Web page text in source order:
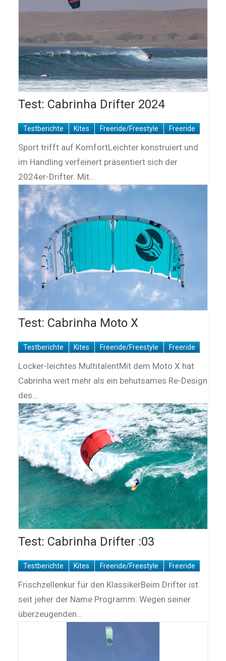
Test: Cabrinha Drifter 2024
Testberichte Kites Freeride/Freestyle Freeride
Sport trifft auf KomfortLeichter konstruiert und
im Handling verfeinert präsentiert sich der
2024er-Drifter. Mit…
Test: Cabrinha Moto X
Testberichte Kites Freeride/Freestyle Freeride
Locker-leichtes MultitalentMit dem Moto X hat
Cabrinha weit mehr als ein behutsames Re-Design
des…
Test: Cabrinha Drifter :03
Testberichte Kites Freeride/Freestyle Freeride
Frischzellenkur für den KlassikerBeim Drifter ist
seit jeher der Name Programm: Wegen seiner
überzeugenden…